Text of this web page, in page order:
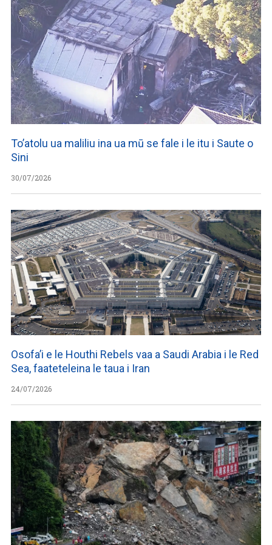
To’atolu ua maliliu ina ua mū se fale i le itu i Saute o
Sini
30/07/2026
Osofa’i e le Houthi Rebels vaa a Saudi Arabia i le Red
Sea, faateteleina le taua i Iran
24/07/2026